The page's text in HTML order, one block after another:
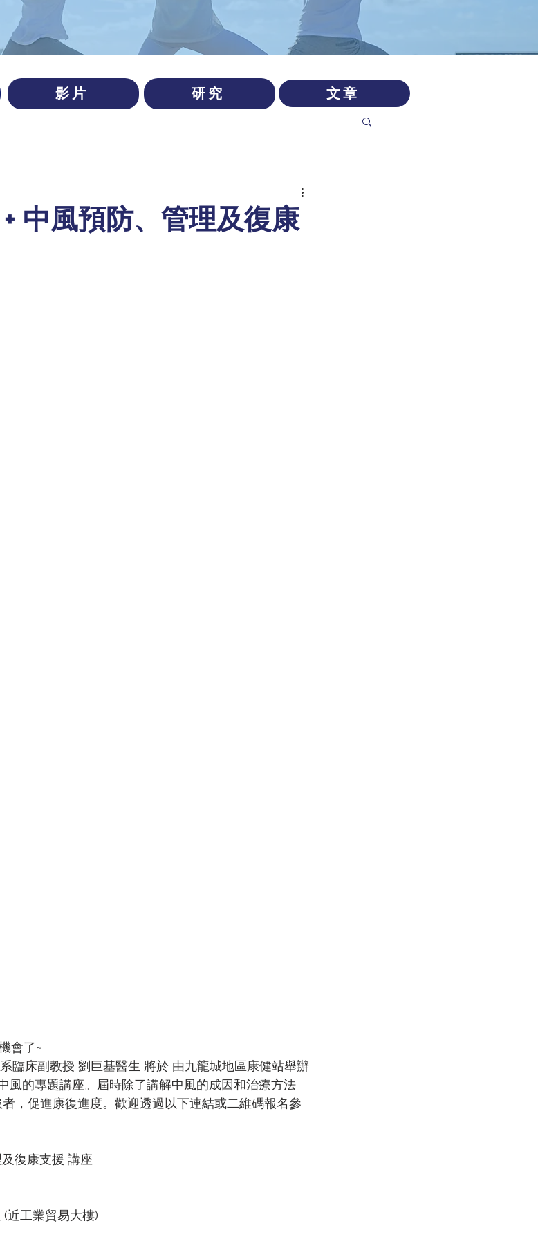
影片 研究 文章
中風預防、管理及復康
會了~
床副教授 劉巨基醫生 將於 由九龍城地區康健站舉辦
風的專題講座。屆時除了講解中風的成因和治療方法
，促進康復進度。歡迎透過以下連結或二維碼報名參
復康支援 講座
(近工業貿易大樓)